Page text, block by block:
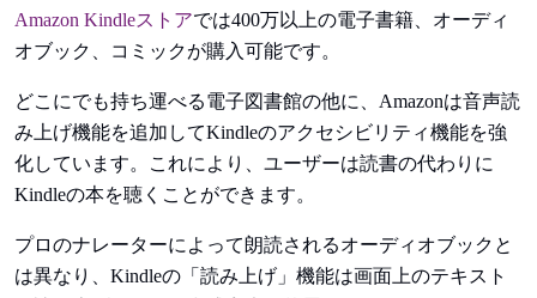
Amazon Kindleストアでは400万以上の電子書籍、オーディ
オブック、コミックが購入可能です。
どこにでも持ち運べる電子図書館の他に、Amazonは音声読
み上げ機能を追加してKindleのアクセシビリティ機能を強
化しています。これにより、ユーザーは読書の代わりに
Kindleの本を聴くことができます。
プロのナレーターによって朗読されるオーディオブックと
は異なり、Kindleの「読み上げ」機能は画面上のテキスト